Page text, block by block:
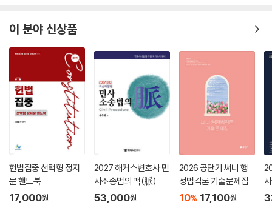
Set 091 업무집행지시자 등의 손해배상책임
Set 092 소수주주권
Set 093 회계장부열람등사권
Set 094 위법행위유지청구권
Set 095 대표소송
Set 096 감사
Set 097 감사위원회
Set 098 상장회사 특례
Set 099 신주발행
Set 100 추상적 신주인수권
Set 101 구체적 신주인수권
Set 102 신주발행유지청구권
Set 103 신주발행무효의 소
이 분야 신상품
헌법집중 선택형 정지
문 핸드북
17,000원
2027 해커스변호사 민
사소송법의 맥(脈)
53,000원
2026 공단기 써니 행
정법각론 기출문제집
10% 17,100원
(